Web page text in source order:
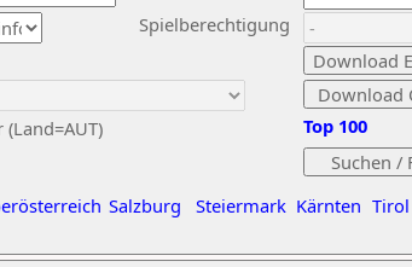
Spielberechtigung
Salzburg Steiermark Kärnten Tirol
Top 100